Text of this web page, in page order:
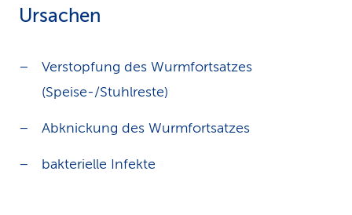
Ursachen
Verstopfung des Wurmfortsatzes
(Speise-/Stuhlreste)
Abknickung des Wurmfortsatzes
bakterielle Infekte